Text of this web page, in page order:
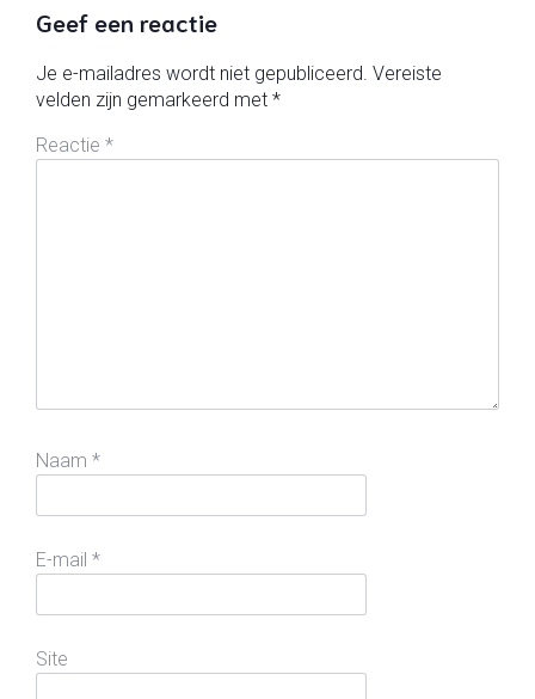
Geef een reactie
Je e-mailadres wordt niet gepubliceerd. Vereiste
velden zijn gemarkeerd met *
Reactie *
Naam *
E-mail *
Site